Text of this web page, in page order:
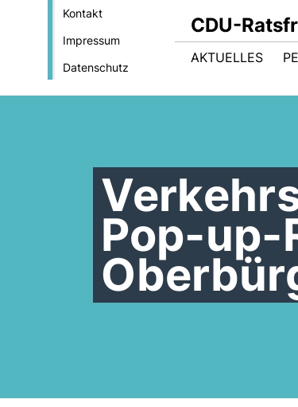
Kontakt
Impressum
Datenschutz
CDU-
AKTUELLES
Pop-up-